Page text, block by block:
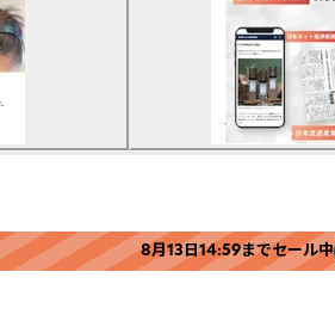
8月13日14:59までセール中